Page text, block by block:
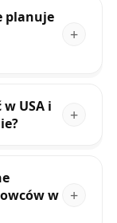
planuje
USA i
w